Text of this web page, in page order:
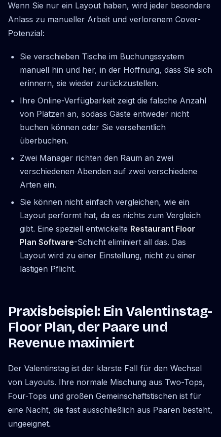
Wenn Sie nur ein Layout haben, wird jeder besondere
Anlass zu manueller Arbeit und verlorenem Cover-
Potenzial:
Sie verschieben Tische im Buchungssystem
manuell hin und her, in der Hoffnung, dass Sie sich
erinnern, sie wieder zurückzustellen.
Ihre Online-Verfügbarkeit zeigt die falsche Anzahl
von Plätzen an, sodass Gäste entweder nicht
buchen können oder Sie versehentlich
überbuchen.
Zwei Manager richten den Raum an zwei
verschiedenen Abenden auf zwei verschiedene
Arten ein.
Sie können nicht einfach vergleichen, wie ein
Layout performt hat, da es nichts zum Vergleich
gibt. Eine speziell entwickelte Restaurant Floor
Plan Software-Schicht eliminiert all das. Das
Layout wird zu einer Einstellung, nicht zu einer
lästigen Pflicht.
Praxisbeispiel: Ein Valentinstag-
Floor Plan, der Paare und
Revenue maximiert
Der Valentinstag ist der klarste Fall für den Wechsel
von Layouts. Ihre normale Mischung aus Two-Tops,
Four-Tops und großen Gemeinschaftstischen ist für
eine Nacht, die fast ausschließlich aus Paaren besteht,
ungeeignet.